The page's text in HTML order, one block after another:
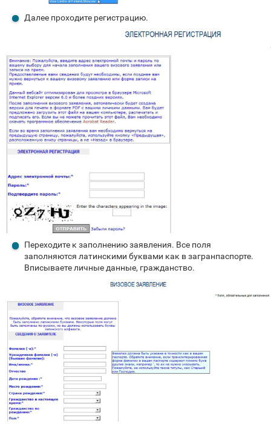
Далее проходите регистрацию.
Переходите к заполнению заявления. Все поля
заполняются латинскими буквами как в загранпаспорте.
Вписываете личные данные, гражданство.